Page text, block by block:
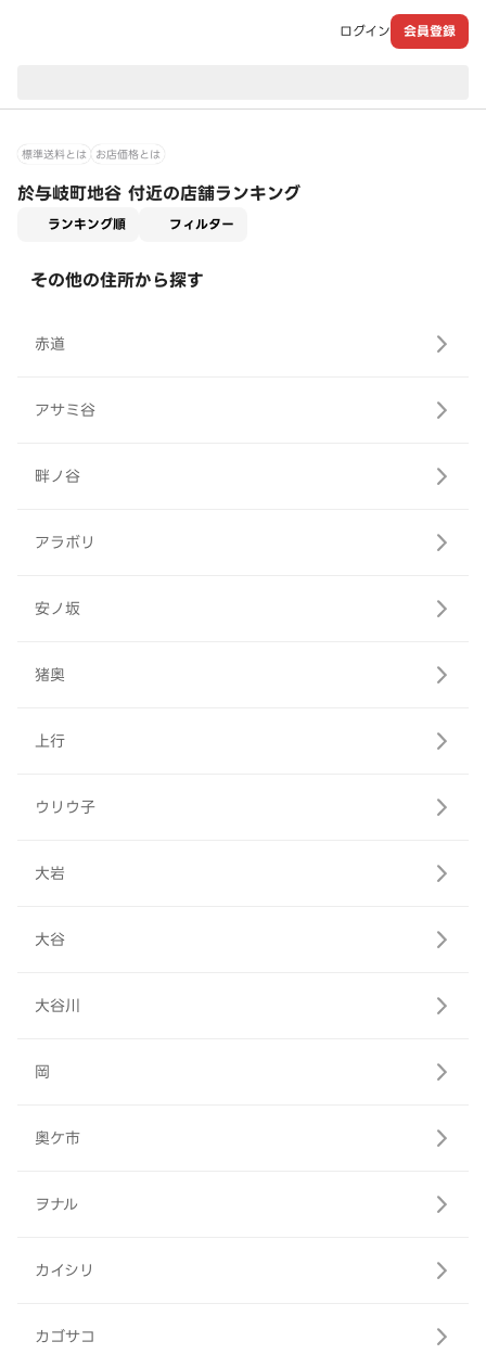
ログイン 会員登録
標準送料とは お店価格とは
於与岐町地谷 付近の店舗ランキング
ランキング順 フィルター
その他の住所から探す
赤道
アサミ谷
畔ノ谷
アラボリ
安ノ坂
猪奥
上行
ウリウ子
大岩
大谷
大谷川
岡
奥ケ市
ヲナル
カイシリ
カゴサコ